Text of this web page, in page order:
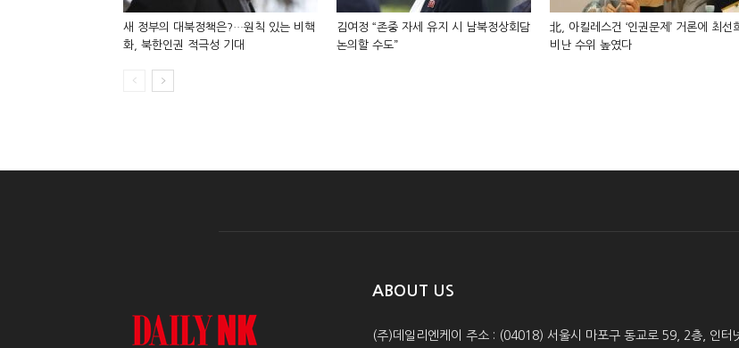
새 정부의 대북정책은?…원칙 있는 비핵
화, 북한인권 적극성 기대
김여정 “존중 자세 유지 시 남북정상회담
논의할 수도”
北, 아킬레스건 ‘인권문제’ 거론에 최선
비난 수위 높였다
ABOUT US
(주)데일리엔케이 주소 : (04018) 서울시 마포구 동교로 59, 2층, 인